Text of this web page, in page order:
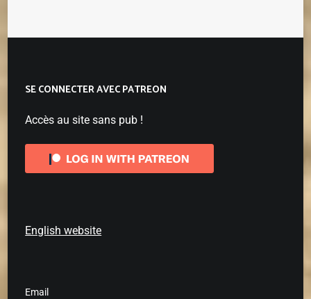
SE CONNECTER AVEC PATREON
Accès au site sans pub !
English website
Email